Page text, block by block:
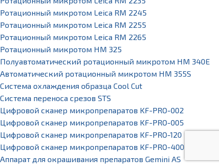
Ротационный микротом Leica RM 2245
Ротационный микротом Leica RM 2255
Ротационный микротом Leica RM 2265
Ротационный микротом HM 325
Полуавтоматический ротационный микротом HM 340E
Автоматический ротационный микротом HM 355S
Система охлаждения образца Cool Cut
Система переноса срезов STS
Цифровой сканер микропрепаратов KF-PRO-002
Цифровой сканер микропрепаратов KF-PRO-005
Цифровой сканер микропрепаратов KF-PRO-120
Цифровой сканер микропрепаратов KF-PRO-400
Аппарат для окрашивания препаратов Gemini AS